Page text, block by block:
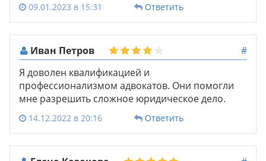
09.01.2023 в 15:31 Ответить
Иван Петров
#
Я доволен квалификацией и
профессионализмом адвокатов. Они помогли
мне разрешить сложное юридическое дело.
14.12.2022 в 20:16 Ответить